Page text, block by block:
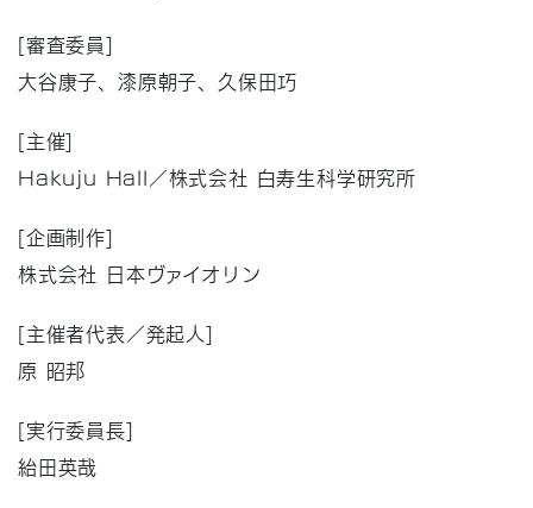
[審査委員]
大谷康子、漆原朝子、久保田巧
[主催]
Hakuju Hall／株式会社 白寿生科学研究所
[企画制作]
株式会社 日本ヴァイオリン
[主催者代表／発起人]
原 昭邦
[実行委員長]
紿田英哉